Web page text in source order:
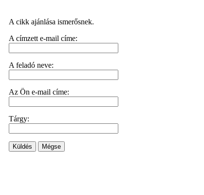
A cikk ajánlása ismerősnek.
A címzett e-mail címe:
A feladó neve:
Az Ön e-mail címe:
Tárgy:
Küldés Mégse